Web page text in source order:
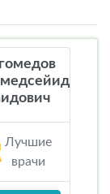
Лучшие
врачи